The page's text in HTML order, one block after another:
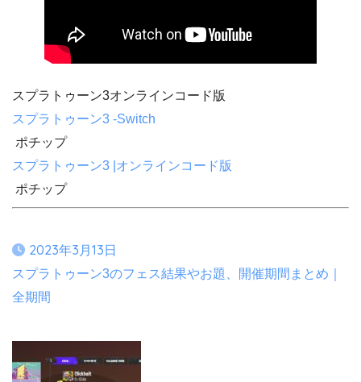
スプラトゥーン3オンラインコード版
スプラトゥーン3 -Switch
ポチップ
スプラトゥーン3 |オンラインコード版
ポチップ
2023年3月13日
スプラトゥーン3のフェス結果やお題、開催期間まとめ｜
全期間